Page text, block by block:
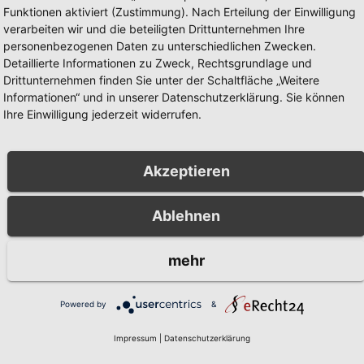
2026:
und Video
in
jetzt
2026
Landesweiter
Warntag am
Donnerstag, 12.
März 2026
MÄRZ 6, 2026
Funktionen aktiviert (Zustimmung). Nach Erteilung der Einwilligung
verarbeiten wir und die beteiligten Drittunternehmen Ihre
personenbezogenen Daten zu unterschiedlichen Zwecken.
Detaillierte Informationen zu Zweck, Rechtsgrundlage und
Drittunternehmen finden Sie unter der Schaltfläche „Weitere
Informationen“ und in unserer Datenschutzerklärung. Sie können
Ihre Einwilligung jederzeit widerrufen.
Akzeptieren
Ablehnen
mehr
Powered by &
Impressum Datenschutzerklärung